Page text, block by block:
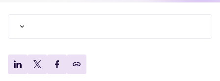
EMPFOHLEN
Die aktuellen Arbeitgeber*innen-Anteile an der
Sozialversicherung